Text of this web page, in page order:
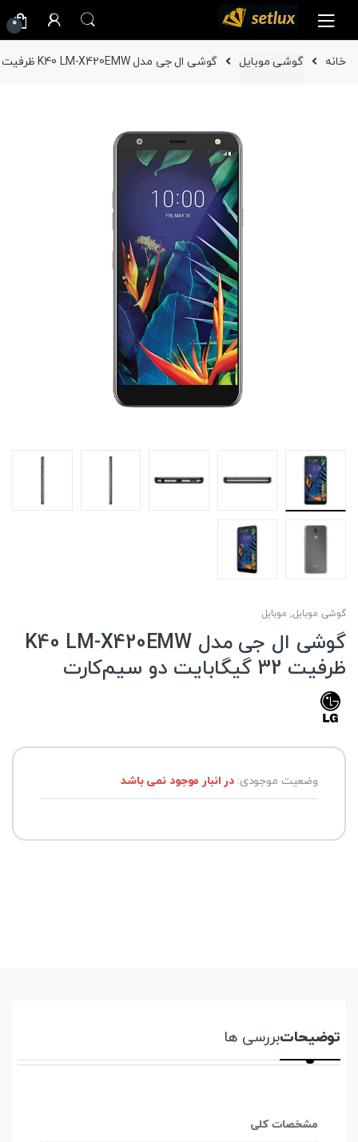
navigation
content
0
خانه گوشی موبایل گوشی ال جی مدل K40 LM-X420EMW ظرفیت 32 گیگابایت دو سیم‌کارت
گوشی موبایل, موبایل
گوشی ال جی مدل K40 LM-X420EMW
ظرفیت 32 گیگابایت دو سیم‌کارت
وضعیت موجودی:در انبار موجود نمی باشد
توضیحاتبررسی ها
مشخصات کلی